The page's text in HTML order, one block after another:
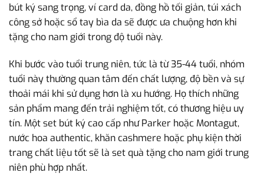
bút ký sang trọng, ví card da, đồng hồ tối giản, túi xách
công sở hoặc sổ tay bìa da sẽ được ưa chuộng hơn khi
tặng cho nam giới trong độ tuổi này.
Khi bước vào tuổi trung niên, tức là từ 35-44 tuổi, nhóm
tuổi này thường quan tâm đến chất lượng, độ bền và sự
thoải mái khi sử dụng hơn là xu hướng. Họ thích những
sản phẩm mang đến trải nghiệm tốt, có thương hiệu uy
tín. Một set bút ký cao cấp như Parker hoặc Montagut,
nước hoa authentic, khăn cashmere hoặc phụ kiện thời
trang chất liệu tốt sẽ là set quà tặng cho nam giới trung
niên phù hợp nhất.